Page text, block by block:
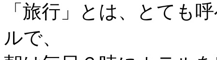
「旅行」とは、とても
ルで、